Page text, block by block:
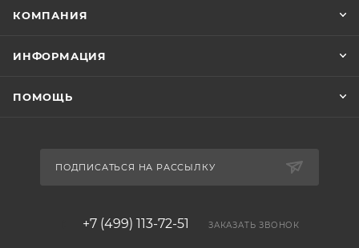
КОМПАНИЯ
ИНФОРМАЦИЯ
ПОМОЩЬ
ПОДПИСАТЬСЯ НА РАССЫЛКУ
+7 (499) 113-72-51 ЗАКАЗАТЬ ЗВОНОК